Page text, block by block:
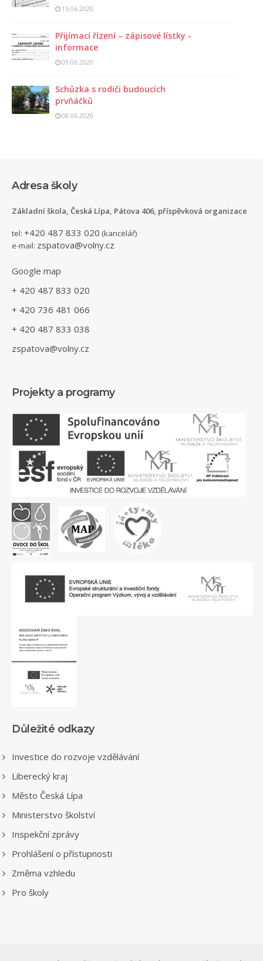
15.06.2020
Přijímací řízení – zápisové lístky -
informace
09.06.2020
Schůzka s rodiči budoucích
prvňáčků
08.06.2020
Adresa školy
Základní škola, Česká Lípa, Pátova 406, příspěvková organizace
tel: +420 487 833 020 (kancelář)
e-mail: zspatova@volny.cz
Google map
+ 420 487 833 020
+ 420 736 481 066
+ 420 487 833 038
zspatova@volny.cz
Projekty a programy
Důležité odkazy
Investice do rozvoje vzdělávání
Liberecký kraj
Město Česká Lípa
Ministerstvo školství
Inspekční zprávy
Prohlášení o přístupnosti
Změma vzhledu
Pro školy